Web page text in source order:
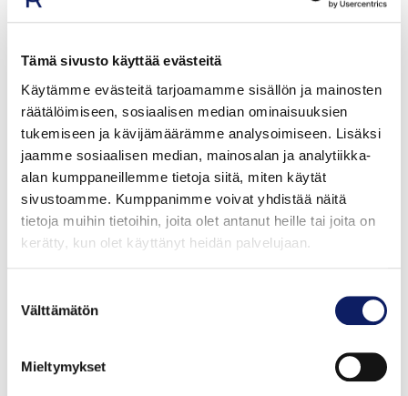
Tämä sivusto käyttää evästeitä
Käytämme evästeitä tarjoamamme sisällön ja mainosten
räätälöimiseen, sosiaalisen median ominaisuuksien
tukemiseen ja kävijämäärämme analysoimiseen. Lisäksi
jaamme sosiaalisen median, mainosalan ja analytiikka-
alan kumppaneillemme tietoja siitä, miten käytät
sivustoamme. Kumppanimme voivat yhdistää näitä
tietoja muihin tietoihin, joita olet antanut heille tai joita on
kerätty, kun olet käyttänyt heidän palvelujaan.
valinta
Välttämätön
Mieltymykset
ollut rakentamassa koko suomalaisen